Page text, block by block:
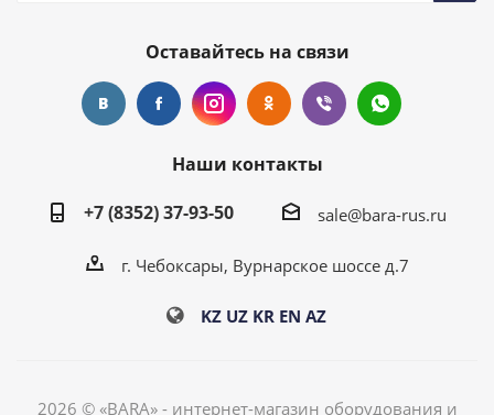
Оставайтесь на связи
Наши контакты
+7 (8352) 37-93-50
sale@bara-rus.ru
г. Чебоксары, Вурнарское шоссе д.7
KZ UZ KR EN AZ
2026 © «BARA» - интернет-магазин оборудования и